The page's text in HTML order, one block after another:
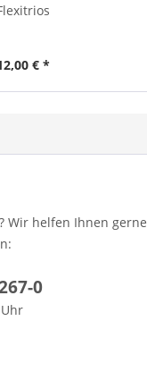
€ *
Wir helfen Ihnen gerne
0